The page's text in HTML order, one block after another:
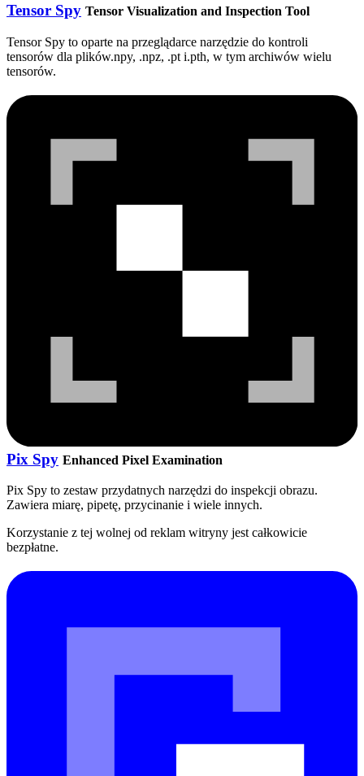
Tensor Spy Tensor Visualization and Inspection Tool
Tensor Spy to oparte na przeglądarce narzędzie do kontroli
tensorów dla plików.npy, .npz, .pt i.pth, w tym archiwów wielu
tensorów.
Pix Spy Enhanced Pixel Examination
Pix Spy to zestaw przydatnych narzędzi do inspekcji obrazu.
Zawiera miarę, pipetę, przycinanie i wiele innych.
Korzystanie z tej wolnej od reklam witryny jest całkowicie
bezpłatne.